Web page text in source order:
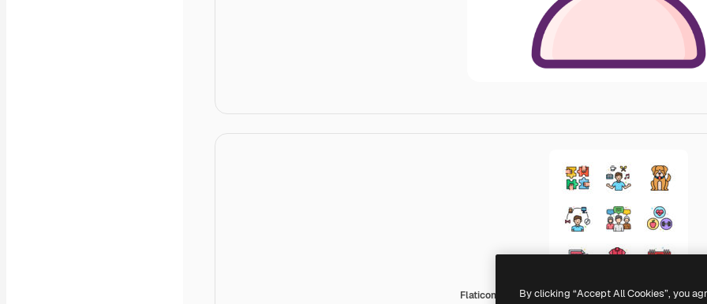
Flaticons Lineal ColorBy clicking “Accept All Cookies”, you